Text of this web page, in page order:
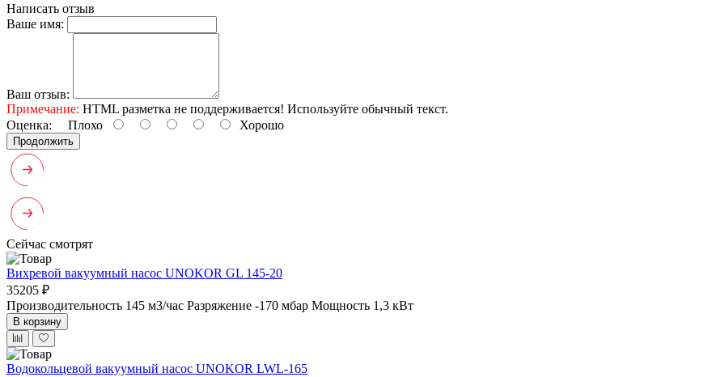
Написать отзыв
Ваше имя:
Ваш отзыв:
Примечание: HTML разметка не поддерживается! Используйте обычный текст.
Оценка: Плохо Хорошо
Продолжить
Сейчас смотрят
Вихревой вакуумный насос UNOKOR GL 145-20
35205 ₽
Производительность 145 м3/час Разряжение -170 мбар Мощность 1,3 кВт
В корзину
Водокольцевой вакуумный насос UNOKOR LWL-165